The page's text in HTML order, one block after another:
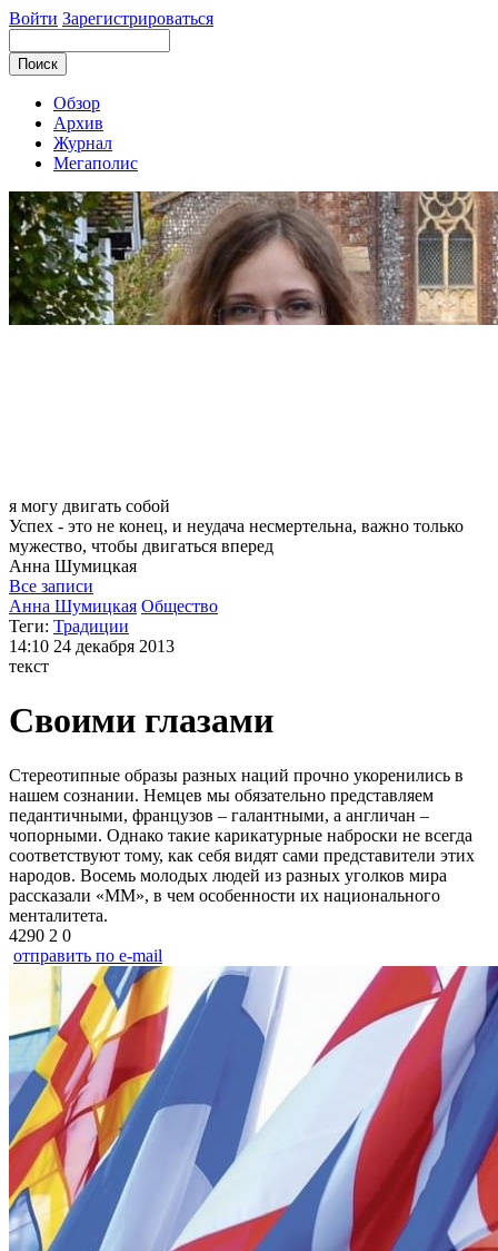
Войти Зарегистрироваться
Обзор
Архив
Журнал
Мегаполис
я могу двигать собой
Успех - это не конец, и неудача несмертельна, важно только
мужество, чтобы двигаться вперед
Анна Шумицкая
Все записи
Анна Шумицкая Общество
Теги: Традиции
14:10 24 декабря 2013
текст
Своими глазами
Стереотипные образы разных наций прочно укоренились в
нашем сознании. Немцев мы обязательно представляем
педантичными, французов – галантными, а англичан –
чопорными. Однако такие карикатурные наброски не всегда
соответствуют тому, как себя видят сами представители этих
народов. Восемь молодых людей из разных уголков мира
рассказали «ММ», в чем особенности их национального
менталитета.
4290 2 0
отправить по e-mail